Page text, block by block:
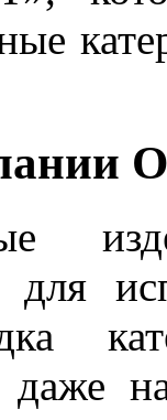
для